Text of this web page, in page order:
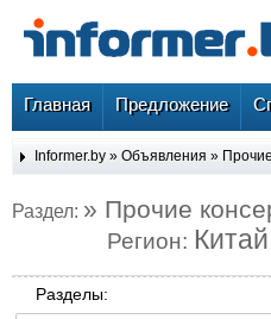
Главная Предложение
Informer.by » Объявления »
Раздел: » Прочие
Регион: Китай
Разделы: